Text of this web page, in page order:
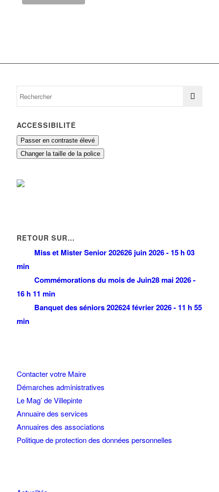
ACCESSIBILITÉ
Passer en contraste élevé
Changer la taille de la police
RETOUR SUR…
Miss et Mister Senior 202626 juin 2026 - 15 h 03
min
Commémorations du mois de Juin28 mai 2026 -
16 h 11 min
Banquet des séniors 202624 février 2026 - 11 h 55
min
Contacter votre Maire
Démarches administratives
Le Mag’ de Villepinte
Annuaire des services
Annuaires des associations
Politique de protection des données personnelles